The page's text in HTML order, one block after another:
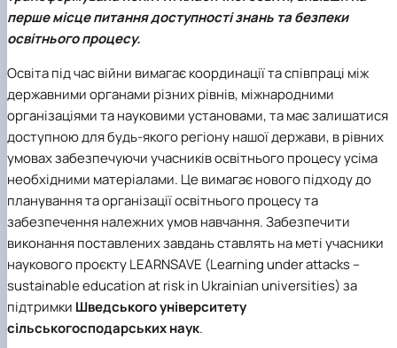
перше місце питання доступності знань та безпеки
освітнього процесу.
Освіта під час війни вимагає координації та співпраці між
державними органами різних рівнів, міжнародними
організаціями та науковими установами, та має залишатися
доступною для будь-якого регіону нашої держави, в рівних
умовах забезпечуючи учасників освітнього процесу усіма
необхідними матеріалами. Це вимагає нового підходу до
планування та організації освітнього процесу та
забезпечення належних умов навчання. Забезпечити
виконання поставлених завдань ставлять на меті учасники
наукового проєкту LEARNSAVE (Learning under attacks –
sustainable education at risk in Ukrainian universities) за
підтримки Шведського університету
сільськогосподарських наук.